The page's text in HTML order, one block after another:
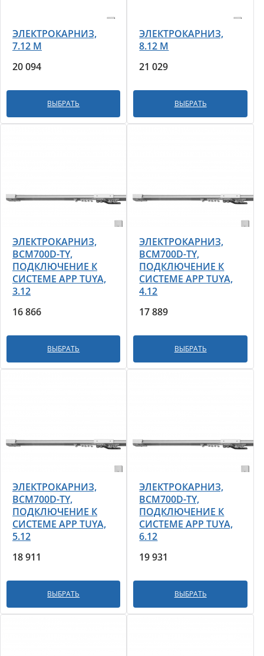
ЭЛЕКТРОКАРНИЗ,
7.12 М
20 094
ВЫБРАТЬ
ЭЛЕКТРОКАРНИЗ,
8.12 М
21 029
ВЫБРАТЬ
ЭЛЕКТРОКАРНИЗ,
BCM700D-TY,
ПОДКЛЮЧЕНИЕ К
СИСТЕМЕ APP TUYA,
3.12
16 866
ВЫБРАТЬ
ЭЛЕКТРОКАРНИЗ,
BCM700D-TY,
ПОДКЛЮЧЕНИЕ К
СИСТЕМЕ APP TUYA,
4.12
17 889
ВЫБРАТЬ
ЭЛЕКТРОКАРНИЗ,
BCM700D-TY,
ПОДКЛЮЧЕНИЕ К
СИСТЕМЕ APP TUYA,
5.12
18 911
ВЫБРАТЬ
ЭЛЕКТРОКАРНИЗ,
BCM700D-TY,
ПОДКЛЮЧЕНИЕ К
СИСТЕМЕ APP TUYA,
6.12
19 931
ВЫБРАТЬ